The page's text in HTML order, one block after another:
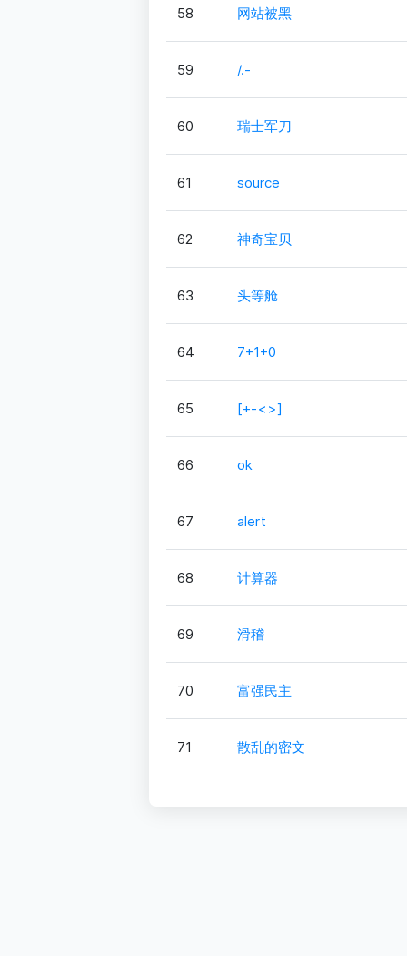
58 网站被黑
59 /.-
60 瑞士军刀
61 source
62 神奇宝贝
63 头等舱
64 7+1+0
65 [+-<>]
66 ok
67 alert
68 计算器
69 滑稽
70 富强民主
71 散乱的密文